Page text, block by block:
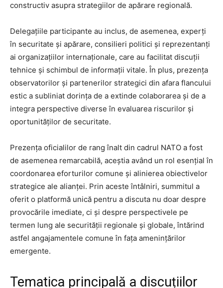
constructiv asupra strategiilor de apărare regională.
Delegațiile participante au inclus, de asemenea, experți
în securitate și apărare, consilieri politici și reprezentanți
ai organizațiilor internaționale, care au facilitat discuții
tehnice și schimbul de informații vitale. În plus, prezența
observatorilor și partenerilor strategici din afara flancului
estic a subliniat dorința de a extinde colaborarea și de a
integra perspective diverse în evaluarea riscurilor și
oportunităților de securitate.
Prezența oficialilor de rang înalt din cadrul NATO a fost
de asemenea remarcabilă, aceștia având un rol esențial în
coordonarea eforturilor comune și alinierea obiectivelor
strategice ale alianței. Prin aceste întâlniri, summitul a
oferit o platformă unică pentru a discuta nu doar despre
provocările imediate, ci și despre perspectivele pe
termen lung ale securității regionale și globale, întărind
astfel angajamentele comune în fața amenințărilor
emergente.
Tematica principală a discuțiilor